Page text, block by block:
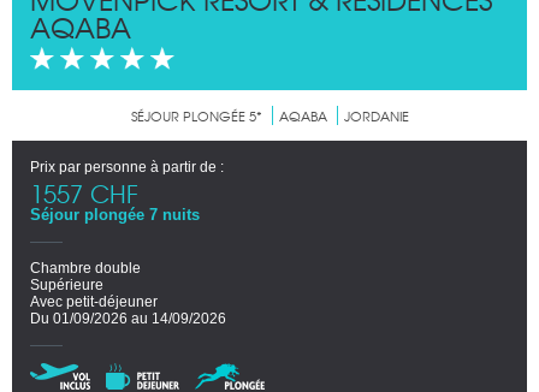
AQABA
SÉJOUR PLONGÉE 5* AQABA JORDANIE
Prix par personne à partir de :
1557 CHF
Séjour plongée 7 nuits
Chambre double
Supérieure
Avec petit-déjeuner
Du 01/09/2026 au 14/09/2026